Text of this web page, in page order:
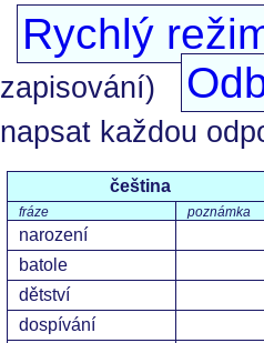
Rychlý
zapisování)
napsat každou
čeština
fráze poznámka
narození
batole
dětství
dospívání